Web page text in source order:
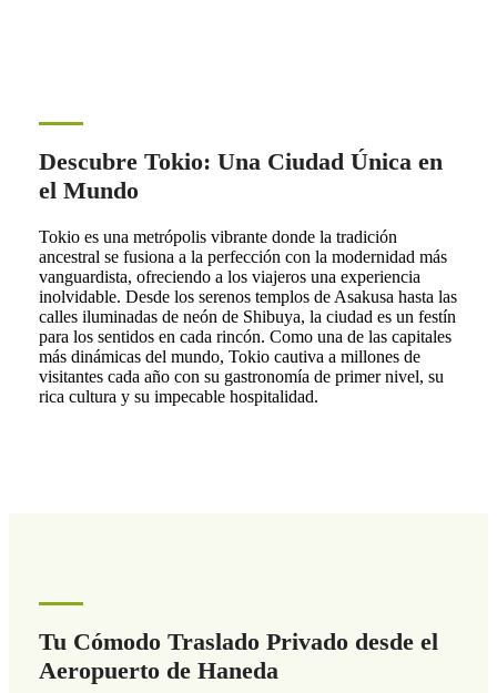
Descubre Tokio: Una Ciudad Única en
el Mundo
Tokio es una metrópolis vibrante donde la tradición
ancestral se fusiona a la perfección con la modernidad más
vanguardista, ofreciendo a los viajeros una experiencia
inolvidable. Desde los serenos templos de Asakusa hasta las
calles iluminadas de neón de Shibuya, la ciudad es un festín
para los sentidos en cada rincón. Como una de las capitales
más dinámicas del mundo, Tokio cautiva a millones de
visitantes cada año con su gastronomía de primer nivel, su
rica cultura y su impecable hospitalidad.
Tu Cómodo Traslado Privado desde el
Aeropuerto de Haneda